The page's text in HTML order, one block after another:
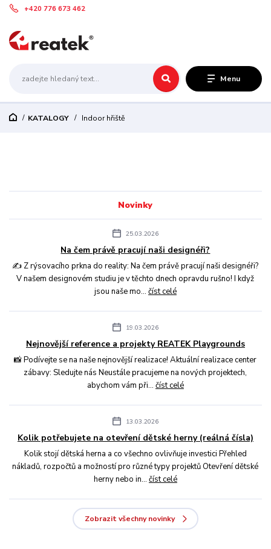
Menu
+420 776 673 462
KATALOGY Indoor hřiště
Novinky
25.03.2026
Na čem právě pracují naši designéři?
✍️ Z rýsovacího prkna do reality: Na čem právě pracují naši designéři?
V našem designovém studiu je v těchto dnech opravdu rušno! I když
jsou naše mo... číst celé
19.03.2026
Nejnovější reference a projekty REATEK Playgrounds
📸 Podívejte se na naše nejnovější realizace! Aktuální realizace center
zábavy: Sledujte nás Neustále pracujeme na nových projektech,
abychom vám při... číst celé
13.03.2026
Kolik potřebujete na otevření dětské herny (reálná čísla)
Kolik stojí dětská herna a co všechno ovlivňuje investici Přehled
nákladů, rozpočtů a možností pro různé typy projektů Otevření dětské
herny nebo in... číst celé
Zobrazit všechny novinky